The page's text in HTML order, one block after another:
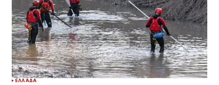
ΕΛΛΆΔΑ